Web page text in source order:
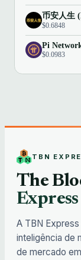
币安人生
$0.6848
Pi
$0.0983
TBN
The
Express
A TBN
inteligência de
de mercado